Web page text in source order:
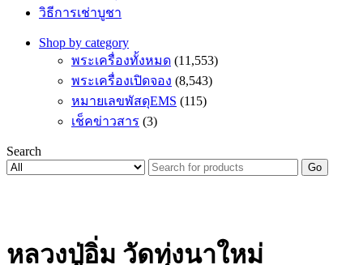
วิธีการเช่าบูชา
Shop by category
พระเครื่องทั้งหมด (11,553)
พระเครื่องเปิดจอง (8,543)
หมายเลขพัสดุEMS (115)
เช็คข่าวสาร (3)
Search
Go
หลวงปู่อิ่ม วัดทุ่งนาใหม่